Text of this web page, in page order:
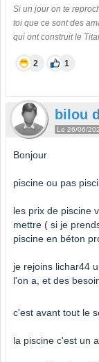
Si un jour on te
toi que ce sont des
qui ont construit le
2 1
bilou
Le 26/06/
Bonjour
piscine ou pas
les prix de piscine
mettre ( si je
piscine en béton
je rejoins lichar44
l'on a, et des
c'est avant tout le
la piscine c'est un